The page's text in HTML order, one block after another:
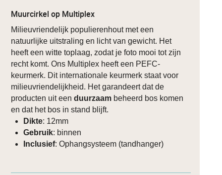
Muurcirkel op Multiplex
Milieuvriendelijk populierenhout met een
natuurlijke uitstraling en licht van gewicht. Het
heeft een witte toplaag, zodat je foto mooi tot zijn
recht komt. Ons Multiplex heeft een PEFC-
keurmerk. Dit internationale keurmerk staat voor
milieuvriendelijkheid. Het garandeert dat de
producten uit eenduurzaam beheerd bos komen
en dat het bos in stand blijft.
Dikte: 12mm
Gebruik: binnen
Inclusief: Ophangsysteem (tandhanger)